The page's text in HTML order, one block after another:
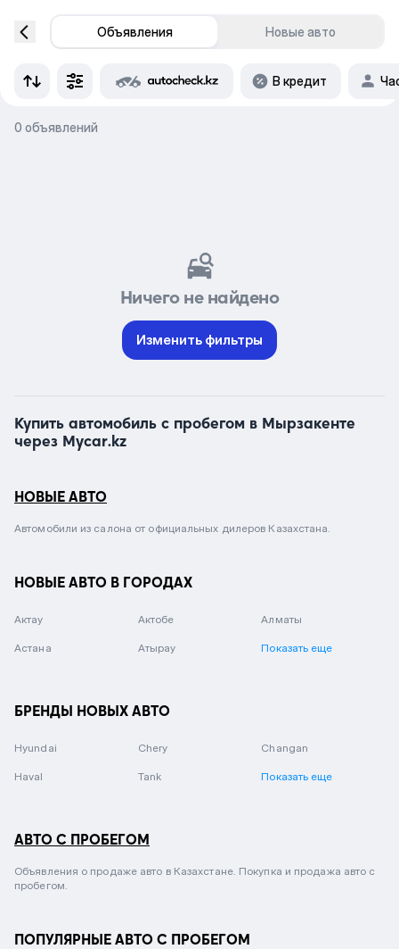
Объявления Новые авто
В кредит
0 объявлений
Ничего не найдено
Изменить фильтры
Купить автомобиль с пробегом в Мырзакенте
через Mycar.kz
НОВЫЕ АВТО
Автомобили из салона от официальных дилеров Казахстана.
НОВЫЕ АВТО В ГОРОДАХ
Актау Актобе Алматы
Астана Атырау Показать еще
БРЕНДЫ НОВЫХ АВТО
Hyundai Chery Changan
Haval Tank Показать еще
АВТО С ПРОБЕГОМ
Объявления о продаже авто в Казахстане. Покупка и продажа авто с
пробегом.
ПОПУЛЯРНЫЕ АВТО С ПРОБЕГОМ